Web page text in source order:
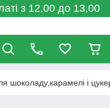
з 12,00 до 13,00
шоколаду,карамелі і